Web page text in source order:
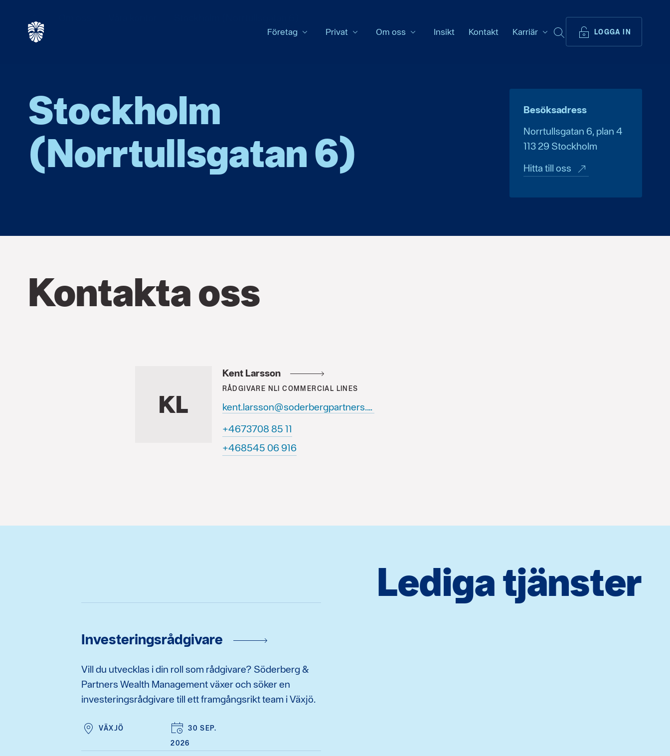
Företag Privat Om oss Insikt Kontakt Karriär SÖK LOGGA IN
Stockholm
(Norrtullsgatan 6)
Besöksadress
Norrtullsgatan 6, plan 4
113 29 Stockholm
Hitta till oss
Kontakta oss
KL
Kent Larsson
RÅDGIVARE NLI COMMERCIAL LINES
kent.larsson@soderbergpartners.se
11 58 8073764+
619 60 545864+
Lediga tjänster
Investeringsrådgivare
Vill du utvecklas i din roll som rådgivare? Söderberg &
Partners Wealth Management växer och söker en
investeringsrådgivare till ett framgångsrikt team i Växjö.
VÄXJÖ
30 SEP.
2026